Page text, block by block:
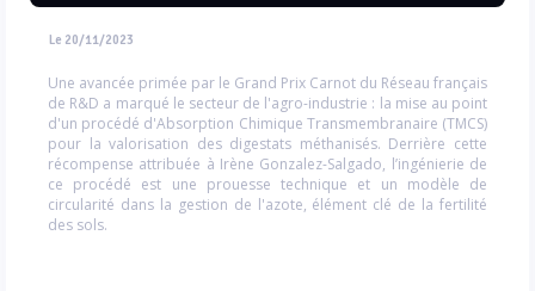
Le 20/11/2023
Une avancée primée par le Grand Prix Carnot du Réseau français
de R&D a marqué le secteur de l'agro-industrie : la mise au point
d'un procédé d'Absorption Chimique Transmembranaire (TMCS)
pour la valorisation des digestats méthanisés. Derrière cette
récompense attribuée à Irène Gonzalez-Salgado, l’ingénierie de
ce procédé est une prouesse technique et un modèle de
circularité dans la gestion de l'azote, élément clé de la fertilité
des sols.